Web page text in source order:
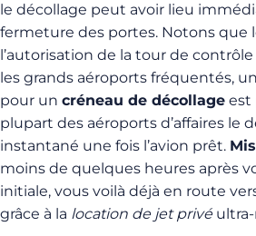
le décollage peut avoir lieu
fermeture des portes. Notons que
l’autorisation de la tour de contrôle
les grands aéroports fréquentés,
pour un créneau de décollage est
plupart des aéroports d’affaires le
instantané une fois l’avion prêt.
moins de quelques heures après
initiale, vous voilà déjà en route
grâce à la location de jet privéultra-